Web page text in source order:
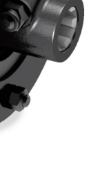
de contrôle